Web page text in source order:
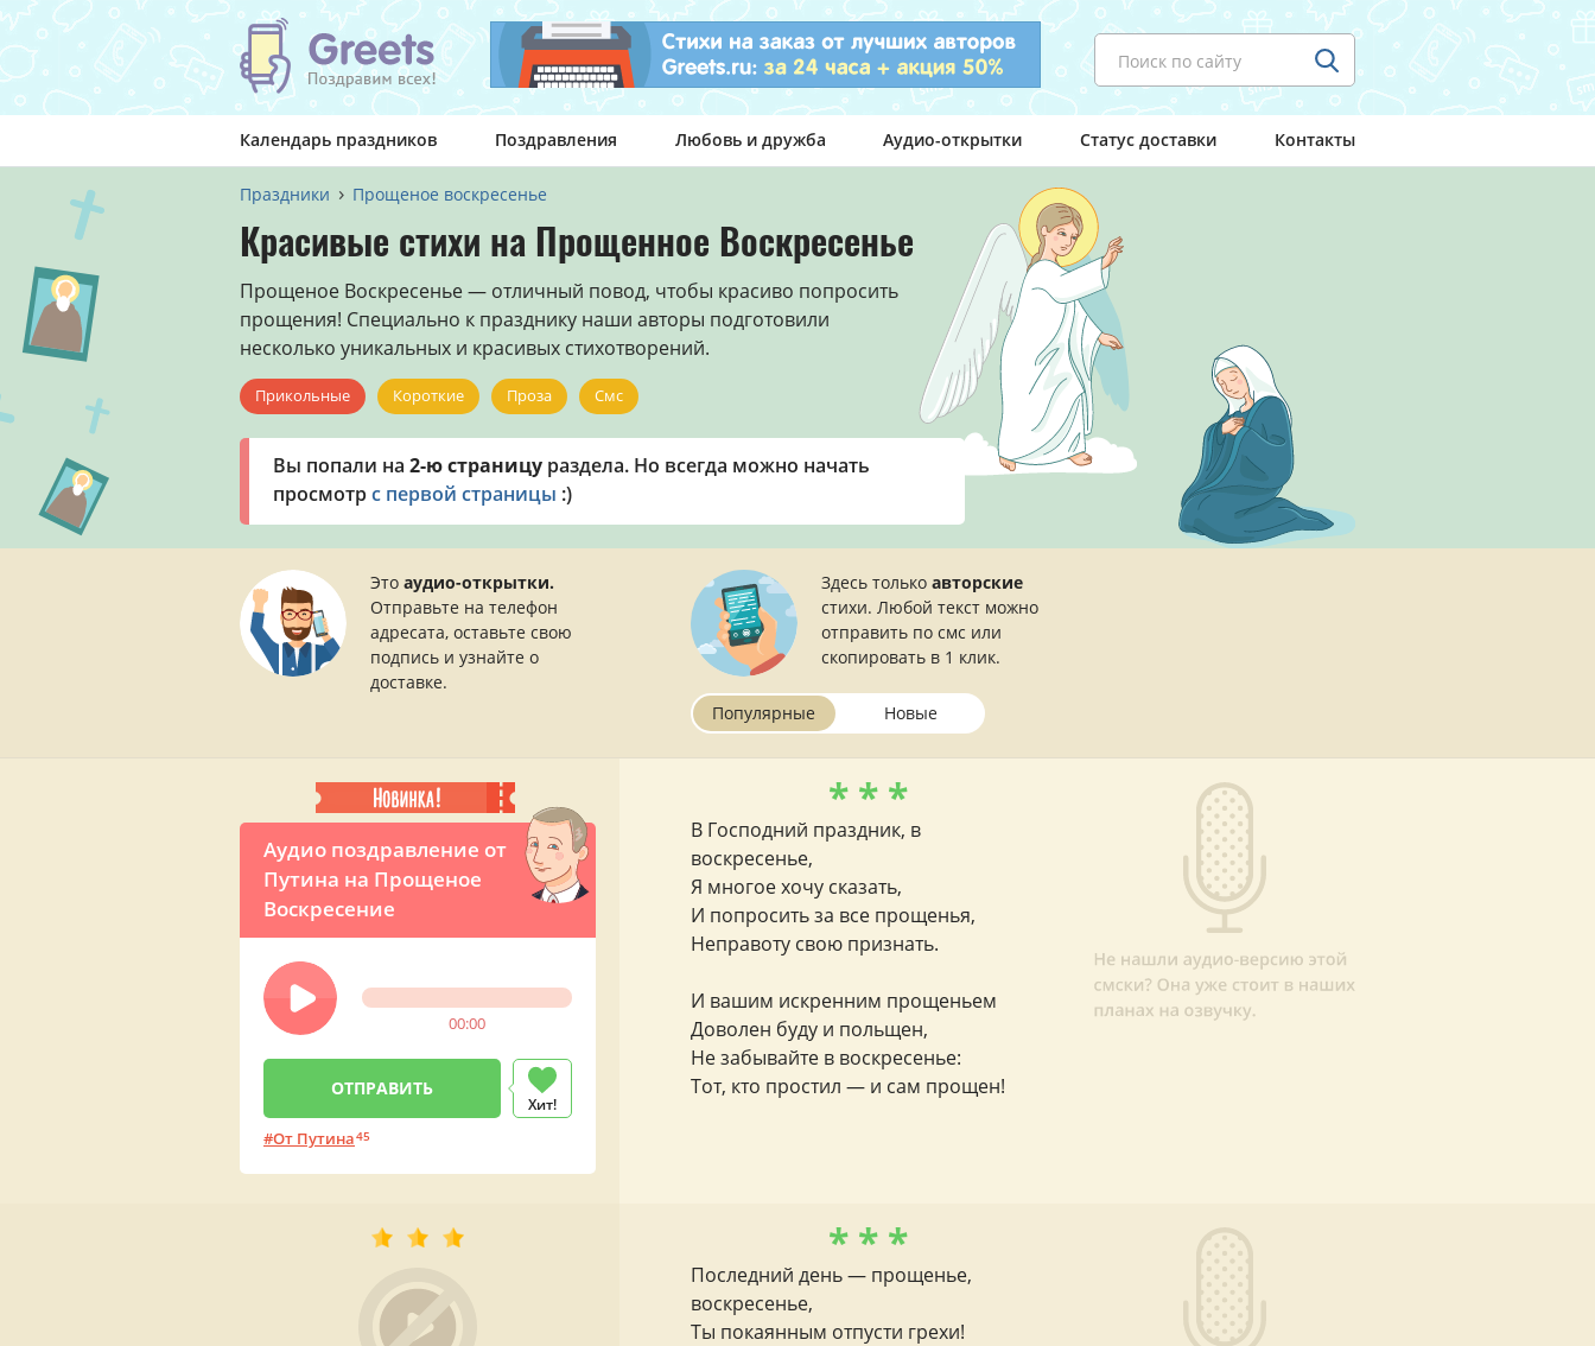
Поиск по сайту
Календарь праздников Поздравления Любовь и дружба Аудио-открытки Статус доставки Контакты
Праздники Прощеное воскресенье
Красивые стихи на Прощенное Воскресенье
Прощеное Воскресенье — отличный повод, чтобы красиво попросить
прощения! Специально к празднику наши авторы подготовили
несколько уникальных и красивых стихотворений.
Прикольные Короткие Проза Смс
Вы попали на 2-ю страницу раздела. Но всегда можно начать
просмотрс первой страницы :)
Это аудио-открытки.
Отправьте на телефон
адресата, оставьте свою
подпись и узнайте о
доставке.
Здесь только авторские
стихи. Любой текст можно
отправить по смс или
скопировать в 1 клик.
Популярные Новые
Аудио поздравление от
Путина на Прощеное
Воскресение
00:00
Хит!
От Путина45
* * *
В Господний праздник, в
воскресенье,
Я многое хочу сказать,
И попросить за все прощенья,
Неправоту свою признать.
И вашим искренним прощеньем
Доволен буду и польщен,
Не забывайте в воскресенье:
Тот, кто простил — и сам прощен!
* * *
Последний день — прощенье,
воскресенье,
Ты покаянным отпусти грехи!